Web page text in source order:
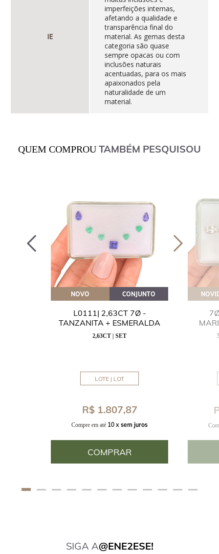
IE
imperfeições internas,
afetando a qualidade e
transparência final do
material. As gemas desta
categoria são quase
sempre opacas ou com
inclusões naturais
acentuadas, para os mais
apaixonados pela
naturalidade de um
material.
QUEM COMPROU TAMBÉM PESQUISOU
NOVO CONJUNTO
L0111| 2,63CT 7Ø -
TANZANITA + ESMERALDA
2,63CT | SET
LOTE | LOT
R$ 1.807,87
Compre em até 10 x sem juros
COMPRAR
SIGA A@ENE2ESE!